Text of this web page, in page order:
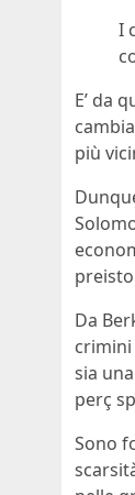
I
E’ da
più
Da
crimini
sia
perç
Sono